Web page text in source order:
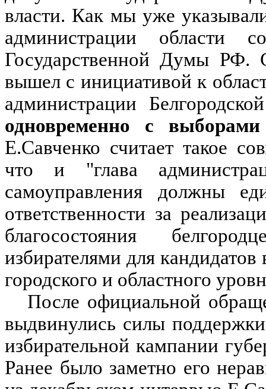
власти. Как мы уже
администрации области
Государственной Думы РФ.
вышел с инициативой к
администрации
одновременно с
Е.Савченко считает такое
что и "глава
самоуправления должны
ответственности за
благосостояния
избирателями для
городского и областного
После официальной
выдвинулись силы
избирательной кампании
Ранее было заметно его